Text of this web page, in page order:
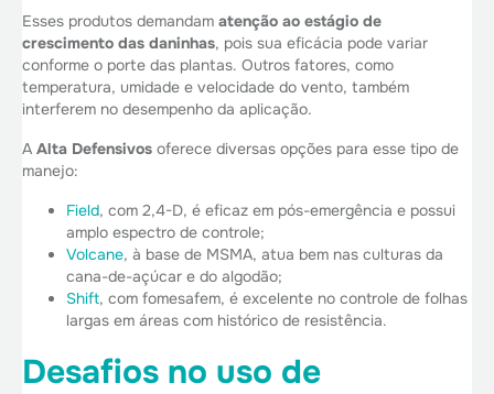
Esses produtos demandam atenção ao estágio de
crescimento das daninhas, pois sua eficácia pode variar
conforme o porte das plantas. Outros fatores, como
temperatura, umidade e velocidade do vento, também
interferem no desempenho da aplicação.
A Alta Defensivos oferece diversas opções para esse tipo de
manejo:
Field, com 2,4-D, é eficaz em pós-emergência e possui
amplo espectro de controle;
Volcane, à base de MSMA, atua bem nas culturas da
cana-de-açúcar e do algodão;
Shift, com fomesafem, é excelente no controle de folhas
largas em áreas com histórico de resistência.
Desafios no uso de